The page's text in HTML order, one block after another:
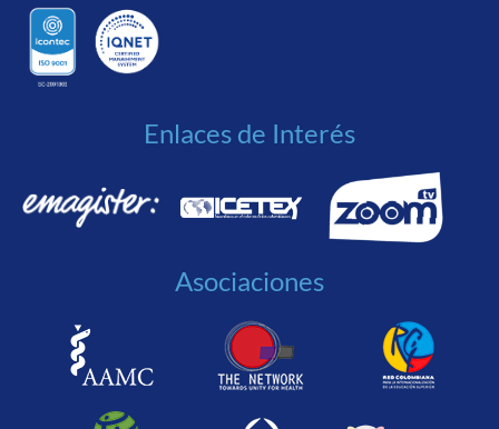
Enlaces de Interés
Asociaciones